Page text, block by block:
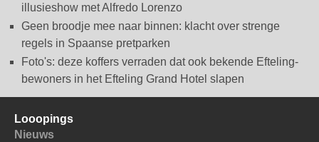
illusieshow met Alfredo Lorenzo
Geen broodje mee naar binnen: klacht over strenge
regels in Spaanse pretparken
Foto's: deze koffers verraden dat ook bekende Efteling-
bewoners in het Efteling Grand Hotel slapen
Looopings
Nieuws